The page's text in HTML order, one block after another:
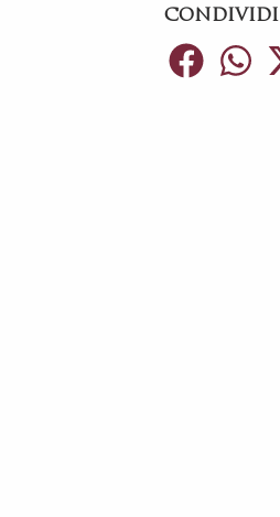
CONDIVIDI